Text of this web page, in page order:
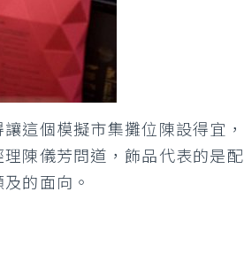
這個模擬市集攤位陳設得宜，
陳儀芳問道，飾品代表的是配
的面向。